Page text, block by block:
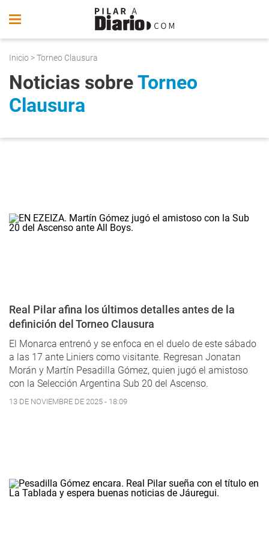
Inicio > Torneo Clausura
Noticias sobreTorneo
Clausura
Real Pilar afina los últimos detalles antes de la
definición del Torneo Clausura
El Monarca entrenó y se enfoca en el duelo de este sábado
a las 17 ante Liniers como visitante. Regresan Jonatan
Morán y Martín Pesadilla Gómez, quien jugó el amistoso
con la Selección Argentina Sub 20 del Ascenso.
13 DE NOVIEMBRE DE 2025 - 18:09